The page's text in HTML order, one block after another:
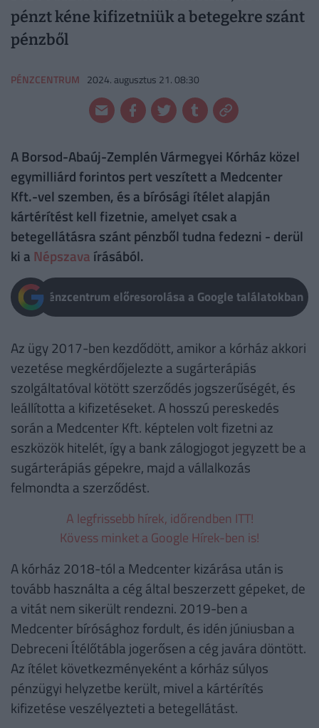
pénzt kéne kifizetniük a betegekre szánt
pénzből
PÉNZCENTRUM 2024. augusztus 21. 08:30
A Borsod-Abaúj-Zemplén Vármegyei Kórház közel
egymilliárd forintos pert veszített a Medcenter
Kft.-vel szemben, és a bírósági ítélet alapján
kártérítést kell fizetnie, amelyet csak a
betegellátásra szánt pénzből tudna fedezni - derül
ki a Népszava írásából.
Pénzcentrum előresorolása a Google találatokban
Az ügy 2017-ben kezdődött, amikor a kórház akkori
vezetése megkérdőjelezte a sugárterápiás
szolgáltatóval kötött szerződés jogszerűségét, és
leállította a kifizetéseket. A hosszú pereskedés
során a Medcenter Kft. képtelen volt fizetni az
eszközök hitelét, így a bank zálogjogot jegyzett be a
sugárterápiás gépekre, majd a vállalkozás
felmondta a szerződést.
A legfrissebb hírek, időrendben ITT!
Kövess minket a Google Hírek-ben is!
A kórház 2018-tól a Medcenter kizárása után is
tovább használta a cég által beszerzett gépeket, de
a vitát nem sikerült rendezni. 2019-ben a
Medcenter bírósághoz fordult, és idén júniusban a
Debreceni Ítélőtábla jogerősen a cég javára döntött.
Az ítélet következményeként a kórház súlyos
pénzügyi helyzetbe került, mivel a kártérítés
kifizetése veszélyezteti a betegellátást.